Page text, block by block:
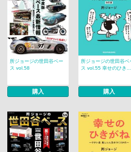
所ジョージの世田谷ベー
ス vol.58
購入
所ジョージの世田谷ベ
ス vol.55 幸せのひき...
購入